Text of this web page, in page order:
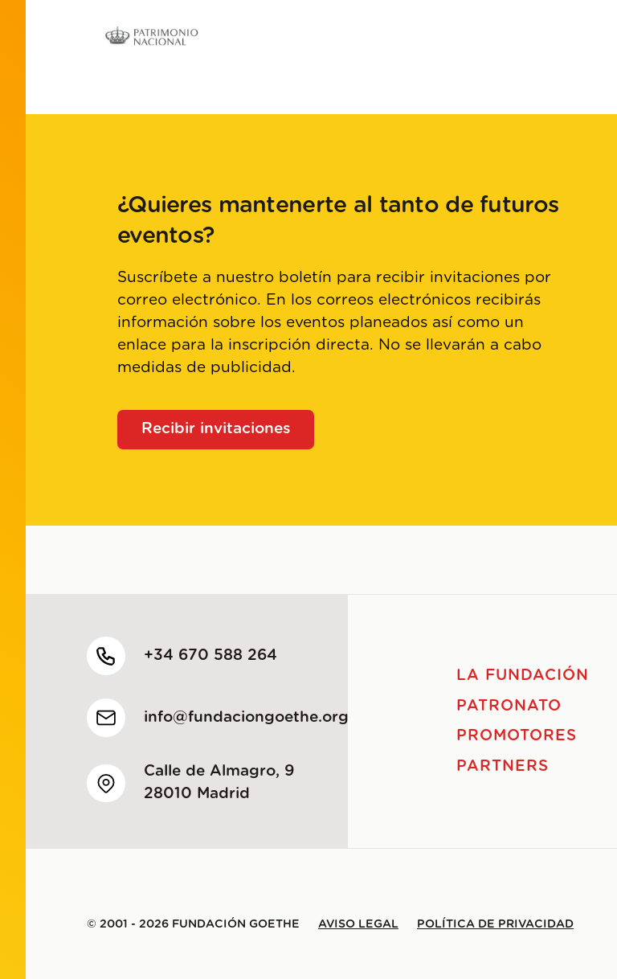
¿Quieres mantenerte al tanto de futuros
eventos?
Suscríbete a nuestro boletín para recibir invitaciones por
correo electrónico. En los correos electrónicos recibirás
información sobre los eventos planeados así como un
enlace para la inscripción directa. No se llevarán a cabo
medidas de publicidad.
Recibir invitaciones
+34 670 588 264
info@fundaciongoethe.org
Calle de Almagro, 9
28010 Madrid
LA FUNDACIÓN
PATRONATO
PROMOTORES
PARTNERS
© 2001 - 2026 FUNDACIÓN GOETHE AVISO LEGAL POLÍTICA DE PRIVACIDAD